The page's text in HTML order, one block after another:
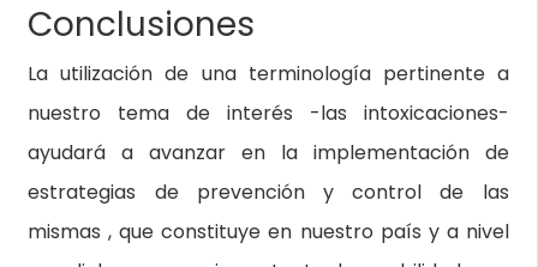
Conclusiones
La utilización de una terminología pertinente a
nuestro tema de interés -las intoxicaciones-
ayudará a avanzar en la implementación de
estrategias de prevención y control de las
mismas , que constituye en nuestro país y a nivel